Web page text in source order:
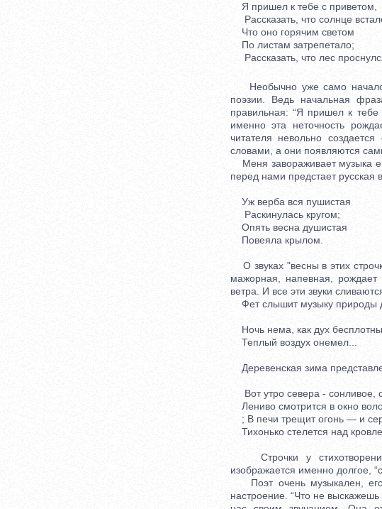
Я пришел к тебе с приветом,
Рассказать, что солнце
Что оно горячим светом
По листам затрепетало;
Рассказать, что лес
Необычно уже само начало
поэзии. Ведь начальная
правильная: “Я пришел к тебе
именно эта неточность
читателя невольно
словами, а они появляются
Меня завораживает музыка
перед нами предстает русская
Уж верба вся пушистая
Раскинулась кругом;
Опять весна душистая
Повеяла крылом.
О звуках "весны в этих
мажорная, напевная,
ветра. И все эти звуки
Фет слышит музыку природы
Ночь нема, как дух
Теплый воздух онемел...
Деревенская зима
Вот утро севера - сонливое,
Лениво смотрится в окно
; В печи трещит огонь — и
Тихонько стелется над
Строчки у
изображается именно долгое,
Поэт очень музыкален, его
настроение. “Что не